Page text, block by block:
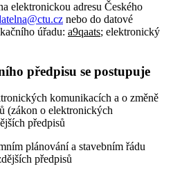
elektronickou adresu Českého
nebo do datové
úřadu: a9qaats; elektronický
předpisu se postupuje
komunikacích a o změně
(zákon o elektronických
předpisů
plánování a stavebním řádu
předpisů